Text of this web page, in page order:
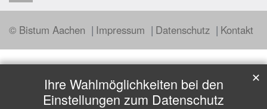
© Bistum Aachen Impressum Datenschutz Kontakt
Ihre Wahlmöglichkeiten bei den
Einstellungen zum Datenschutz
✕